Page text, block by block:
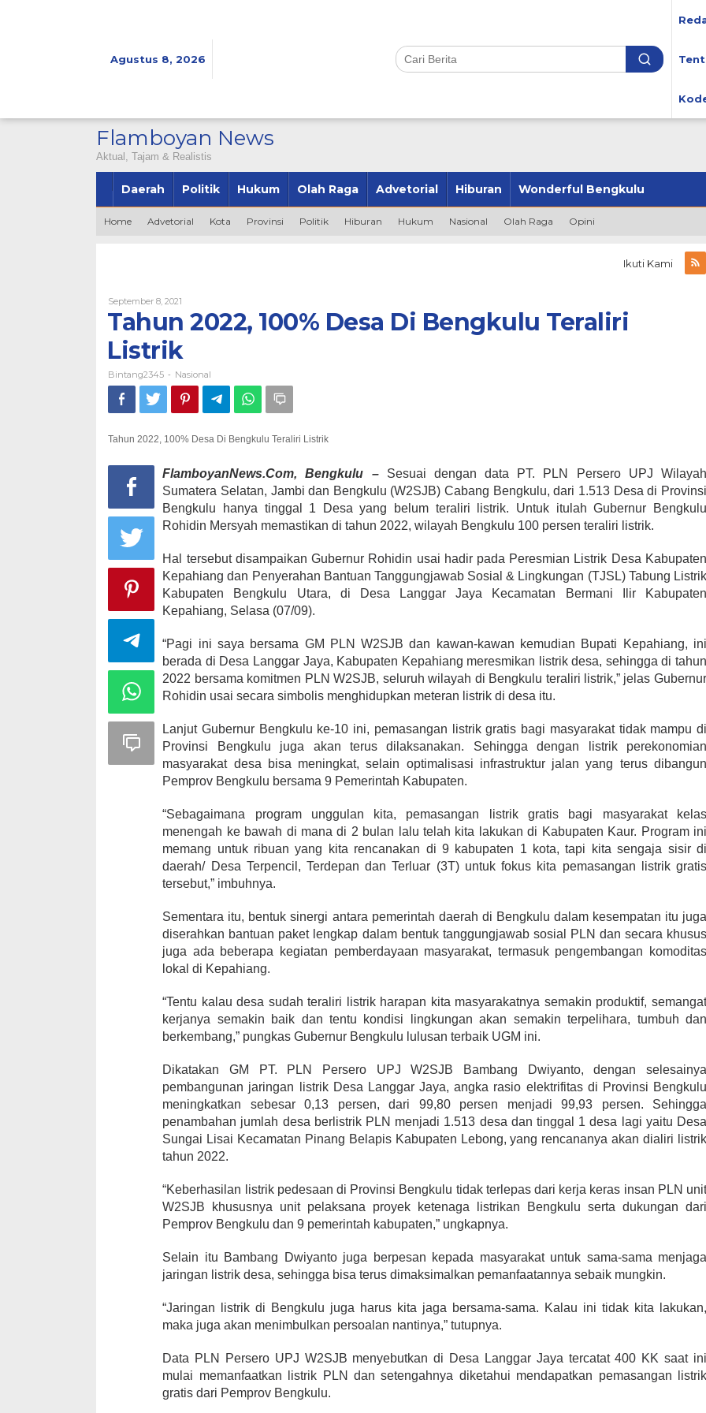
Agustus 8, 2026
Flamboyan News
Aktual, Tajam & Realistis
Daerah Politik Hukum Olah Raga Advetorial Hiburan Wonderful Bengkulu
Home Advetorial Kota Provinsi Politik Hiburan Hukum Nasional Olah Raga Opini
Ikuti Kami
September 8, 2021
Bintang2345
Tahun 2022, 100% Desa Di Bengkulu Teraliri
Listrik
Bintang2345 - Nasional
Tahun 2022, 100% Desa Di Bengkulu Teraliri Listrik
FlamboyanNews.Com, Bengkulu –Sesuai dengan data PT. PLN Persero UPJ Wilayah
Sumatera Selatan, Jambi dan Bengkulu (W2SJB) Cabang Bengkulu, dari 1.513 Desa di Provinsi
Bengkulu hanya tinggal 1 Desa yang belum teraliri listrik. Untuk itulah Gubernur Bengkulu
Rohidin Mersyah memastikan di tahun 2022, wilayah Bengkulu 100 persen teraliri listrik.
Hal tersebut disampaikan Gubernur Rohidin usai hadir pada Peresmian Listrik Desa Kabupaten
Kepahiang dan Penyerahan Bantuan Tanggungjawab Sosial & Lingkungan (TJSL) Tabung Listrik
Kabupaten Bengkulu Utara, di Desa Langgar Jaya Kecamatan Bermani Ilir Kabupaten
Kepahiang, Selasa (07/09).
“Pagi ini saya bersama GM PLN W2SJB dan kawan-kawan kemudian Bupati Kepahiang, ini
berada di Desa Langgar Jaya, Kabupaten Kepahiang meresmikan listrik desa, sehingga di tahun
2022 bersama komitmen PLN W2SJB, seluruh wilayah di Bengkulu teraliri listrik,” jelas Gubernur
Rohidin usai secara simbolis menghidupkan meteran listrik di desa itu.
Lanjut Gubernur Bengkulu ke-10 ini, pemasangan listrik gratis bagi masyarakat tidak mampu di
Provinsi Bengkulu juga akan terus dilaksanakan. Sehingga dengan listrik perekonomian
masyarakat desa bisa meningkat, selain optimalisasi infrastruktur jalan yang terus dibangun
Pemprov Bengkulu bersama 9 Pemerintah Kabupaten.
“Sebagaimana program unggulan kita, pemasangan listrik gratis bagi masyarakat kelas
menengah ke bawah di mana di 2 bulan lalu telah kita lakukan di Kabupaten Kaur. Program ini
memang untuk ribuan yang kita rencanakan di 9 kabupaten 1 kota, tapi kita sengaja sisir di
daerah/ Desa Terpencil, Terdepan dan Terluar (3T) untuk fokus kita pemasangan listrik gratis
tersebut,” imbuhnya.
Sementara itu, bentuk sinergi antara pemerintah daerah di Bengkulu dalam kesempatan itu juga
diserahkan bantuan paket lengkap dalam bentuk tanggungjawab sosial PLN dan secara khusus
juga ada beberapa kegiatan pemberdayaan masyarakat, termasuk pengembangan komoditas
lokal di Kepahiang.
“Tentu kalau desa sudah teraliri listrik harapan kita masyarakatnya semakin produktif, semangat
kerjanya semakin baik dan tentu kondisi lingkungan akan semakin terpelihara, tumbuh dan
berkembang,” pungkas Gubernur Bengkulu lulusan terbaik UGM ini.
Dikatakan GM PT. PLN Persero UPJ W2SJB Bambang Dwiyanto, dengan selesainya
pembangunan jaringan listrik Desa Langgar Jaya, angka rasio elektrifitas di Provinsi Bengkulu
meningkatkan sebesar 0,13 persen, dari 99,80 persen menjadi 99,93 persen. Sehingga
penambahan jumlah desa berlistrik PLN menjadi 1.513 desa dan tinggal 1 desa lagi yaitu Desa
Sungai Lisai Kecamatan Pinang Belapis Kabupaten Lebong, yang rencananya akan dialiri listrik
tahun 2022.
“Keberhasilan listrik pedesaan di Provinsi Bengkulu tidak terlepas dari kerja keras insan PLN unit
W2SJB khususnya unit pelaksana proyek ketenaga listrikan Bengkulu serta dukungan dari
Pemprov Bengkulu dan 9 pemerintah kabupaten,” ungkapnya.
Selain itu Bambang Dwiyanto juga berpesan kepada masyarakat untuk sama-sama menjaga
jaringan listrik desa, sehingga bisa terus dimaksimalkan pemanfaatannya sebaik mungkin.
“Jaringan listrik di Bengkulu juga harus kita jaga bersama-sama. Kalau ini tidak kita lakukan,
maka juga akan menimbulkan persoalan nantinya,” tutupnya.
Data PLN Persero UPJ W2SJB menyebutkan di Desa Langgar Jaya tercatat 400 KK saat ini
mulai memanfaatkan listrik PLN dan setengahnya diketahui mendapatkan pemasangan listrik
gratis dari Pemprov Bengkulu.